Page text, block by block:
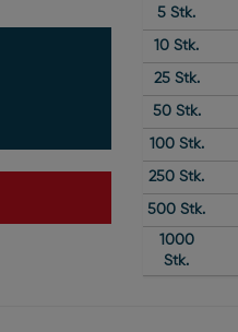
5 Stk.
10 Stk.
25Stk.
50Stk.
100Stk.
250 Stk.
500 Stk.
1000
Stk.